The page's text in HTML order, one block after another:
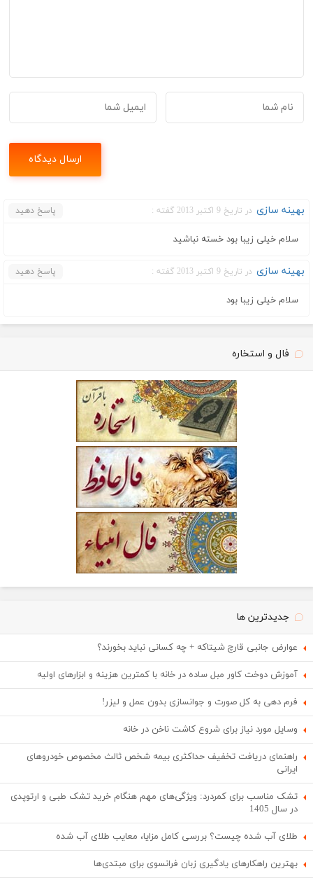
بهینه سازی در تاریخ 9 اکتبر 2013 گفته : پاسخ دهید
سلام خیلی زیبا بود خسته نباشید
بهینه سازی در تاریخ 9 اکتبر 2013 گفته : پاسخ دهید
سلام خیلی زیبا بود
فال و استخاره
جدیدترین ها
عوارض جانبی قارچ شیتاکه + چه کسانی نباید بخورند؟
آموزش دوخت کاور مبل ساده در خانه با کمترین هزینه و ابزارهای اولیه
فرم دهی به کل صورت و جوانسازی بدون عمل و لیزر!
وسایل مورد نیاز برای شروع کاشت ناخن در خانه
راهنمای دریافت تخفیف حداکثری بیمه شخص ثالث مخصوص خودروهای
ایرانی
تشک مناسب برای کمردرد: ویژگی‌های مهم هنگام خرید تشک طبی و ارتوپدی
در سال 1405
طلای آب شده چیست؟ بررسی کامل مزایا، معایب طلای آب شده
بهترین راهکارهای یادگیری زبان فرانسوی برای مبتدی‌ها